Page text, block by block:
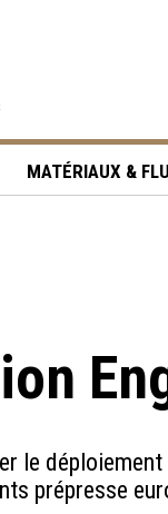
MATÉRIAUX &
le
prépresse